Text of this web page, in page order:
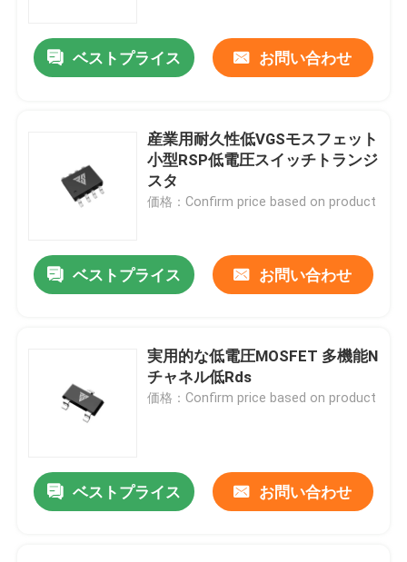
ベストプライス お問い合わせ
産業用耐久性低VGSモスフェット
小型RSP低電圧スイッチトランジ
スタ
価格：Confirm price based on product
ベストプライス お問い合わせ
実用的な低電圧MOSFET 多機能N
チャネル低Rds
価格：Confirm price based on product
ベストプライス お問い合わせ